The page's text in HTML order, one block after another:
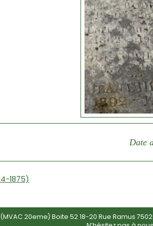
Date
1875)
(MVAC 20eme) Boite 52 18-20 Rue Ramus